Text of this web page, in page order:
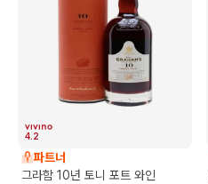
4.2
파트너
그라함 10년 토니 포트 와인